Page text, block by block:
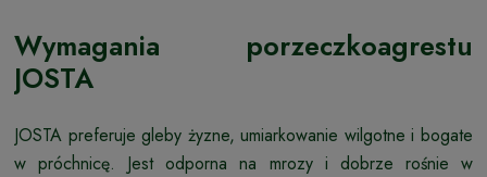
Wymagania porzeczkoagrestu
JOSTA
JOSTA preferuje gleby żyzne, umiarkowanie wilgotne i bogate
w próchnicę. Jest odporna na mrozy i dobrze rośnie w